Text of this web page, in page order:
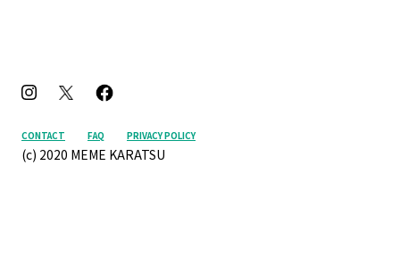
CONTACT FAQ PRIVACY POLICY
(c) 2020 MEME KARATSU